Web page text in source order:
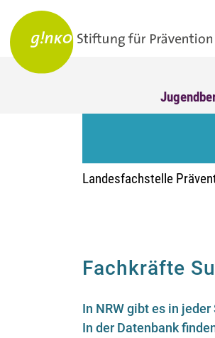
Landesfachstelle
Fachkräfte
In NRW gibt es in
In der Datenbank